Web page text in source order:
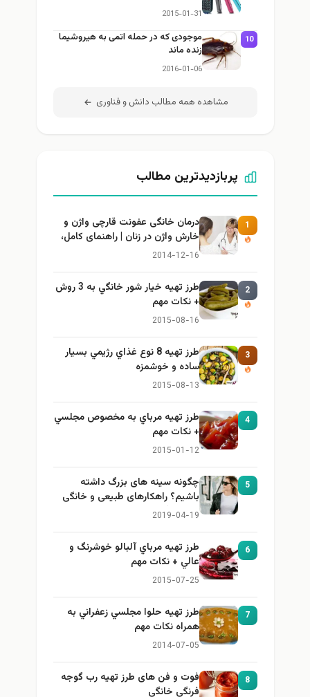
2015-01-31
10
موجودی که در حمله اتمی به هیروشیما
زنده ماند
2016-01-06
مشاهده همه مطالب دانش و فناوری
پربازدیدترین مطالب
1
درمان خانگی عفونت قارچی واژن و
خارش واژن در زنان | راهنمای کامل،
ایمن و کاربردی
2014-12-16
2
طرز تهيه خیار شور خانگي به 3 روش
+ نكات مهم
2015-08-16
3
طرز تهيه 8 نوع غذاي رژيمي بسيار
ساده و خوشمزه
2015-08-13
4
طرز تهيه مرباي به مخصوص مجلسي
+ نكات مهم
2015-01-12
5
چگونه سینه های بزرگ داشته
باشیم؟ راهکارهای طبیعی و خانگی
برای بزرگ کردن سینه
2019-04-19
6
طرز تهيه مرباي آلبالو خوشرنگ و
عالي + نكات مهم
2015-07-25
7
طرز تهيه حلوا مجلسي زعفراني به
همراه نكات مهم
2014-07-05
8
فوت و فن های طرز تهیه رب گوجه
فرنگی خانگی